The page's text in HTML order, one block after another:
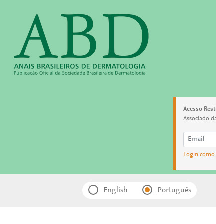
Acesso
Associado
Login como
English Português